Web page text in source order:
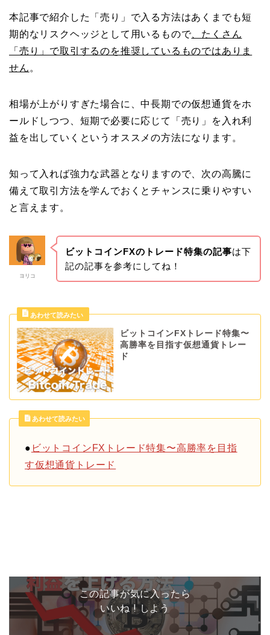
本記事で紹介した「売り」で入る方法はあくまでも短
期的なリスクヘッジとして用いるもので、たくさん
「売り」で取引するのを推奨しているものではありま
せん 。
相場が上がりすぎた場合に、中長期での仮想通貨をホ
ールドしつつ、短期で必要に応じて「売り」を入れ利
益を出していくというオススメの方法になります。
知って入れば強力な武器となりますので、次の高騰に
備えて取引方法を学んでおくとチャンスに乗りやすい
と言えます。
ヨリコ
ビットコインFXのトレード特集の記事は下
記の記事を参考にしてね！
ビットコインFXトレード特集〜
高勝率を目指す仮想通貨トレー
ド
あわせて読みたい
● ビットコインFXトレード特集〜高勝率を目指
す仮想通貨トレード
この記事が気に入ったら
いいね ! しよう